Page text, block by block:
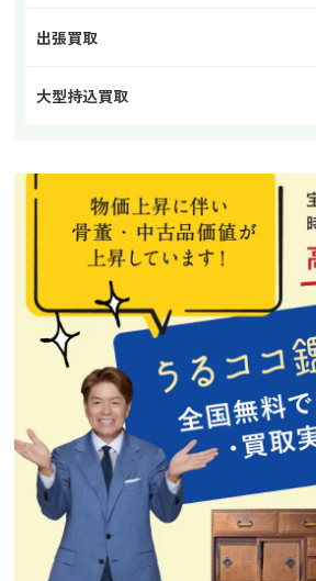
出張買取
大型持込買取